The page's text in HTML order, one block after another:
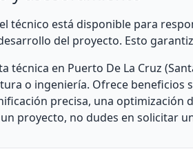
técnico está disponible para
del proyecto. Esto
técnica en Puerto De La Cruz
o ingeniería. Ofrece
precisa, una optimización
proyecto, no dudes en solicitar